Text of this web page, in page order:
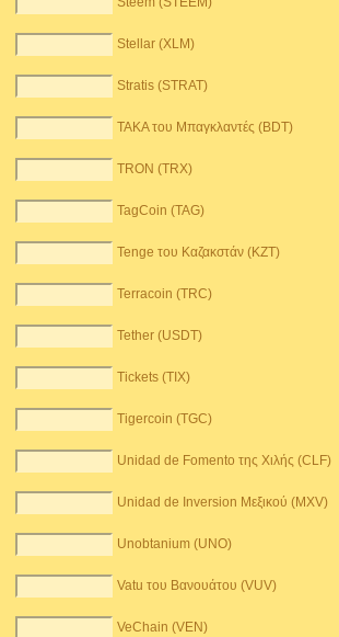
Stellar (XLM)
Stratis (STRAT)
TAKA του Μπαγκλαντές (BDT)
TRON (TRX)
TagCoin (TAG)
Tenge του Καζακστάν (KZT)
Terracoin (TRC)
Tether (USDT)
Tickets (TIX)
Tigercoin (TGC)
Unidad de Fomento της Χιλής (CLF)
Unidad de Inversion Μεξικού (MXV)
Unobtanium (UNO)
Vatu του Βανουάτου (VUV)
VeChain (VEN)